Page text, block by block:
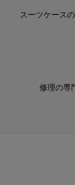
スーツケース
修理の専